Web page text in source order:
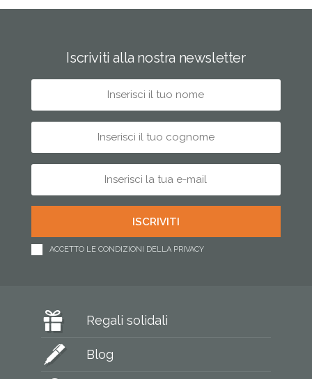
Iscriviti alla nostra newsletter
ACCETTO LE CONDIZIONI DELLA PRIVACY
Regali solidali
Blog